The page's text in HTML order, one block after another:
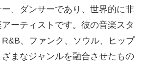
、ダンサーであり、世界的に非
ーティストです。彼の音楽スタ
、ファンク、ソウル、ヒップ
まなジャンルを融合させたもの